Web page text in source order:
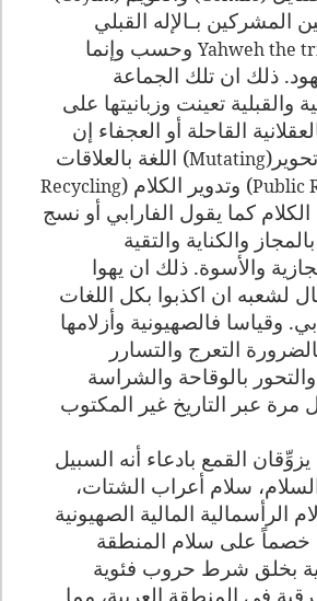
المشركين بـالإله القبلي
Yahweh the وحسب وإنما
ذلك ان تلك الجماعة
والقبلية تعينت وزبانيتها على
القاحلة أو العجفاء إن
Mutating) اللغة بالعلاقات
Public) وتدوير الكلام (Recycling
كما يقول الفارابي أو نسج
والكناية والتقية
والأسوة. ذلك ان يهوا
لشعبه ان اكذبوا بكل اللغات
وقياسا فالصهيونية وأزلامها
التعرج والتسارر
والتحور بالوقاحة والشراسة
مرة عبر التاريخ غير المكتوب
يزوِّقان القمع بادعاء أنه السبيل
سلام أعراب الشتات،
الرأسمالية المالية الصهيونية
خصماً على سلام المنطقة
بخلق شرط حروب فئوية
في المنطقة العربية، مما